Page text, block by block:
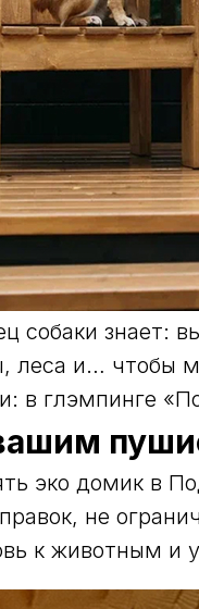
собаки знает:
леса и… чтобы
в глэмпинге
эко домик в
не
к животным и